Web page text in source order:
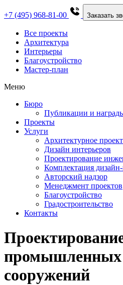
+7 (495) 968-81-00 Заказать
Все проекты
Архитектура
Интерьеры
Благоустройство
Мастер-план
Меню
Бюро
Публикации и
Проекты
Услуги
Архитектурное
Дизайн интерьеров
Проектирование
Комплектация дизайн-
Авторский надзор
Менеджмент проектов
Благоустройство
Градостроительство
Контакты
промышленных
сооружений